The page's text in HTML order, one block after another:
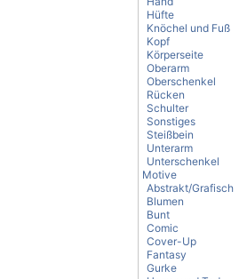
Hüfte
Knöchel und Fuß
Kopf
Körperseite
Oberarm
Oberschenkel
Rücken
Schulter
Sonstiges
Steißbein
Unterarm
Unterschenkel
Motive
Abstrakt/Grafisch
Blumen
Bunt
Comic
Cover-Up
Fantasy
Gurke